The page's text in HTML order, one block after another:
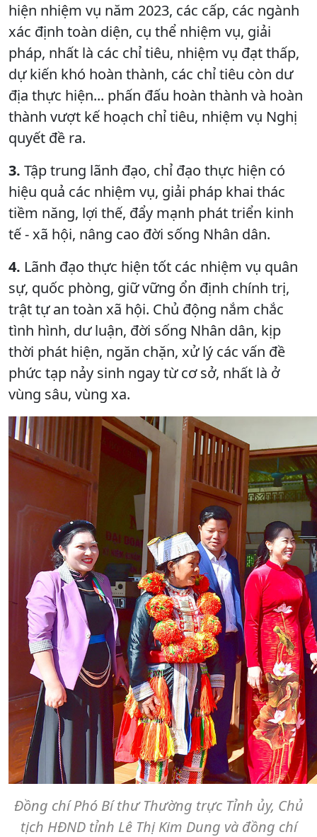
hiện nhiệm vụ năm 2023, các cấp, các ngành
xác định toàn diện, cụ thể nhiệm vụ, giải
pháp, nhất là các chỉ tiêu, nhiệm vụ đạt thấp,
dự kiến khó hoàn thành, các chỉ tiêu còn dư
địa thực hiện... phấn đấu hoàn thành và hoàn
thành vượt kế hoạch chỉ tiêu, nhiệm vụ Nghị
quyết đề ra.
3. Tập trung lãnh đạo, chỉ đạo thực hiện có
hiệu quả các nhiệm vụ, giải pháp khai thác
tiềm năng, lợi thế, đẩy mạnh phát triển kinh
tế - xã hội, nâng cao đời sống Nhân dân.
4. Lãnh đạo thực hiện tốt các nhiệm vụ quân
sự, quốc phòng, giữ vững ổn định chính trị,
trật tự an toàn xã hội. Chủ động nắm chắc
tình hình, dư luận, đời sống Nhân dân, kịp
thời phát hiện, ngăn chặn, xử lý các vấn đề
phức tạp nảy sinh ngay từ cơ sở, nhất là ở
vùng sâu, vùng xa.
Đồng chí Phó Bí thư Thường trực Tỉnh ủy, Chủ
tịch HĐND tỉnh Lê Thị Kim Dung và đồng chí